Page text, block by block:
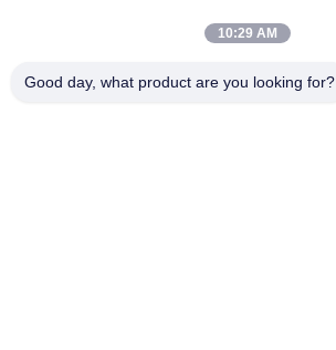
Todos Os
Converse
10:29 AM
Good day, what product are you looking for?